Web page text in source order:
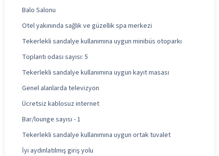
Balo Salonu
Otel yakınında sağlık ve güzellik spa merkezi
Tekerlekli sandalye kullanımına uygun minibüs otoparkı
Toplantı odası sayısı: 5
Tekerlekli sandalye kullanımına uygun kayıt masası
Genel alanlarda televizyon
Ücretsiz kablosuz internet
Bar/lounge sayısı - 1
Tekerlekli sandalye kullanımına uygun ortak tuvalet
İyi aydınlatılmış giriş yolu